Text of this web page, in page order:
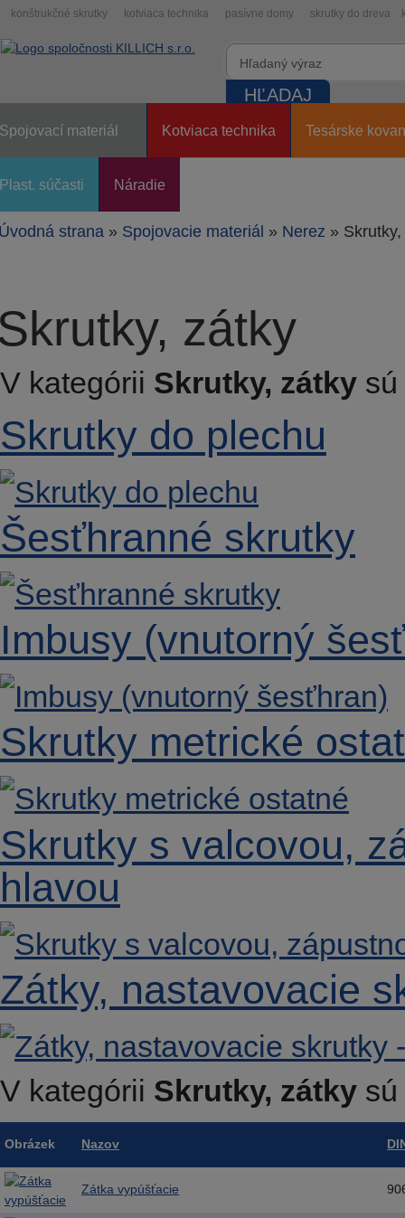
Spojovací materiál Kotviaca technika Tesárske
Plast. súčasti Náradie
konštrukčné skrutky kotviaca technika pasívne domy skrutky do dreva
strana » Spojovacie materiál » Nerez »
zátky
V kategórii Skrutky, zátky
Skrutky do plechu
Šesťhranné skrutky
Imbusy (vnutorný
Skrutky metrické
Skrutky s valcovou,
hlavou
Zátky, nastavovacie
V kategórii Skrutky, zátky sú
Obrázek Nazov
Zátka vypúšťacie